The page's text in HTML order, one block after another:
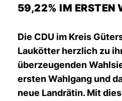
59,22% IM ERSTEN
Die CDU im Kreis
Laukötter herzlich zu
überzeugenden
ersten Wahlgang und
neue Landrätin. Mit